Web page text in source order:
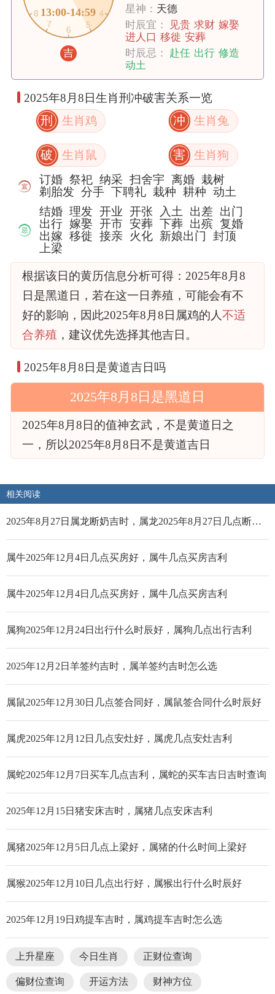
13:00-14:59
吉
星神： 天德
时辰宜：
见贵 求财 嫁娶
进人口 移徙 安葬
时辰忌：
赴任 出行 修造
动土
2025年8月8日生肖刑冲破害关系一览
刑 生肖鸡 冲 生肖兔
破 生肖鼠 害
生肖狗
订婚 祭祀 纳采 扫舍宇 离婚 栽树
剃胎发 分手 下聘礼 栽种 耕种 动土
结婚 理发 开业 开张 入土 出差
出门
出行 嫁娶 开市 安葬 下葬 出殡 复婚
出嫁 移徙 接亲 火化 新娘出门
封顶
上梁
根据该日的黄历信息分析可得：2025年8月8
日是黑道日，若在这一日养殖，可能会有不
好的影响，因此2025年8月8日属鸡的人不适
合养殖 ，建议优先选择其他吉日。
2025年8月8日是黄道吉日吗
2025年8月8日是黑道日
2025年8月8日的值神玄武，不是黄道日之
一，所以2025年8月8日不是黄道吉日
相关阅读
2025年8月27日属龙断奶吉时，属龙2025年8月27日几点断奶好
属牛2025年12月4日几点买房好，属牛几点买房吉利
属牛2025年12月4日几点买房好，属牛几点买房吉利
属狗2025年12月24日出行什么时辰好，属狗几点出行吉利
2025年12月2日羊签约吉时，属羊签约吉时怎么选
属鼠2025年12月30日几点签合同好，属鼠签合同什么时辰好
属虎2025年12月12日几点安灶好，属虎几点安灶吉利
属蛇2025年12月7日买车几点吉利，属蛇的买车吉日吉时查询
2025年12月15日猪安床吉时，属猪几点安床吉利
属猪2025年12月5日几点上梁好，属猪的什么时间上梁好
属猴2025年12月10日几点出行好，属猴出行什么时辰好
2025年12月19日鸡提车吉时，属鸡提车吉时怎么选
上升星座 今日生肖 正财位查询
偏财位查询 开运方法 财神方位